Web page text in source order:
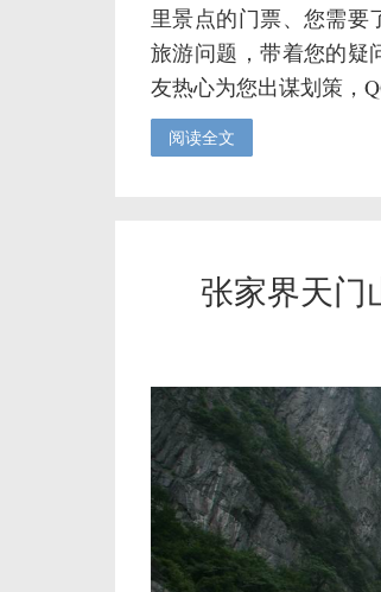
里景点的门票、您需要
旅游问题，带着您的疑
友热心为您出谋划策，
阅读全文
张家界天门